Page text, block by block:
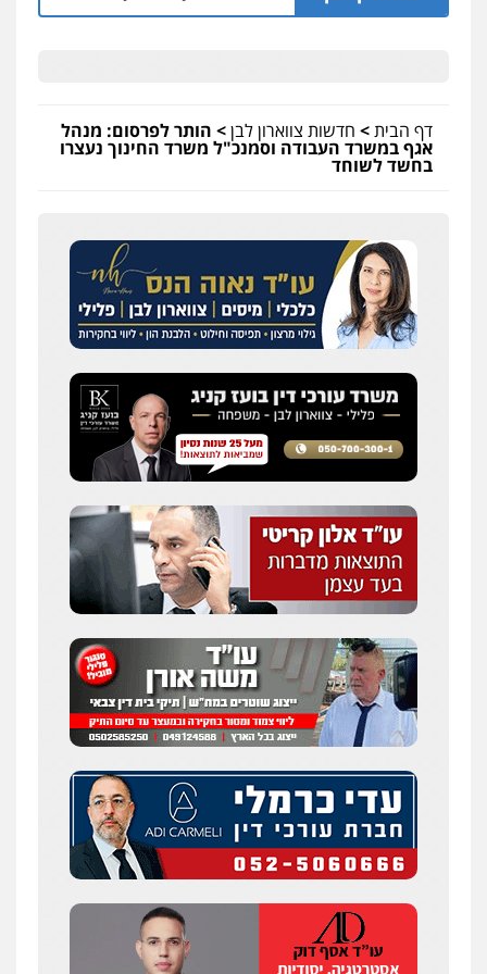
דף הבית> חדשות צווארון לבן> הותר לפרסום: מנהל
אגף במשרד העבודה וסמנכ"ל משרד החינוך נעצרו
בחשד לשוחד
פלילי מעצרים וחקירות תעבורה
נדל"ן / עסקים משפחה תעבורה כלכלי
הוצאה לפועל
עורך דין תמיר אלטיט
פלילי תעבורה
0545577862
פשיעה כלכלית הלבנת
הון
0504456555
חליל ביאדי – משרד עורכי דין
פלילי דיני תעבורה מעצרים וחקירות
פשיעה חמורה אסירים
0509636895
עו"ד יפעת שוורץ סיל
פלילי תעבורה
0523379525
עו"ד שילה ענבר
דין
0506216097
עו"ד אריה פטר
לשעבר סגן מנהל המחלקה הפלילית
0506217994